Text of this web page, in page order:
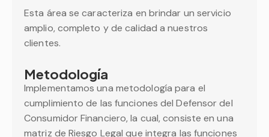
Esta área se caracteriza en brindar un servicio
amplio, completo y de calidad a nuestros
clientes.
Metodología
Implementamos una metodología para el
cumplimiento de las funciones del Defensor del
Consumidor Financiero, la cual, consiste en una
matriz de Riesgo Legal que integra las funciones